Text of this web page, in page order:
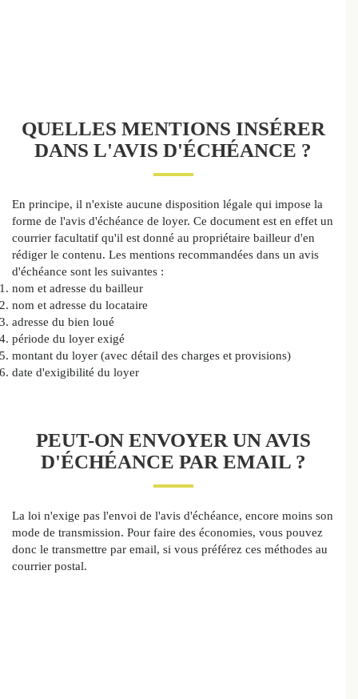
QUELLES MENTIONS INSÉRER
DANS L'AVIS D'ÉCHÉANCE ?
En principe, il n'existe aucune disposition légale qui impose la
forme de l'avis d'échéance de loyer. Ce document est en effet un
courrier facultatif qu'il est donné au propriétaire bailleur d'en
rédiger le contenu. Les mentions recommandées dans un avis
d'échéance sont les suivantes :
nom et adresse du bailleur
nom et adresse du locataire
adresse du bien loué
période du loyer exigé
montant du loyer (avec détail des charges et provisions)
date d'exigibilité du loyer
PEUT-ON ENVOYER UN AVIS
D'ÉCHÉANCE PAR EMAIL ?
La loi n'exige pas l'envoi de l'avis d'échéance, encore moins son
mode de transmission. Pour faire des économies, vous pouvez
donc le transmettre par email, si vous préférez ces méthodes au
courrier postal.